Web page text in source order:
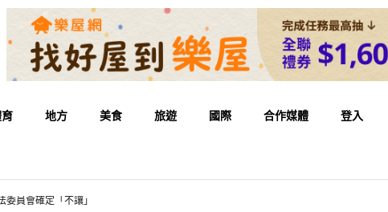
地方 美食 旅遊 國際 合作媒體 登入
員會確定「不讓」